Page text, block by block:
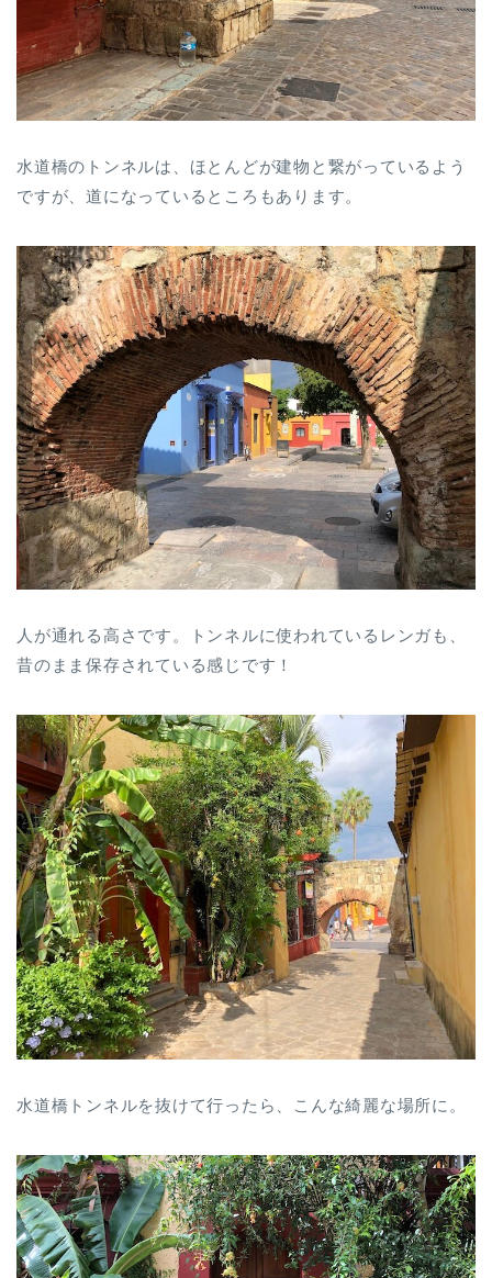
水道橋のトンネルは、ほとんどが建物と繋がっているよう
ですが、道になっているところもあります。
人が通れる高さです。トンネルに使われているレンガも、
昔のまま保存されている感じです！
水道橋トンネルを抜けて行ったら、こんな綺麗な場所に。